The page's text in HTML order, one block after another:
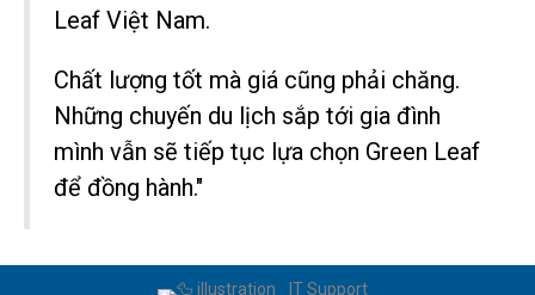
Leaf Việt Nam.
Chất lượng tốt mà giá cũng phải chăng.
Những chuyến du lịch sắp tới gia đình
mình vẫn sẽ tiếp tục lựa chọn Green Leaf
để đồng hành."